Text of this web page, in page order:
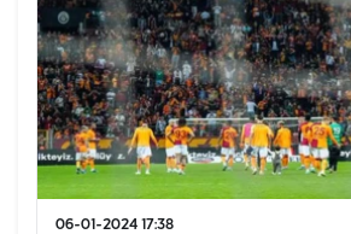
06-01-2024 17:38